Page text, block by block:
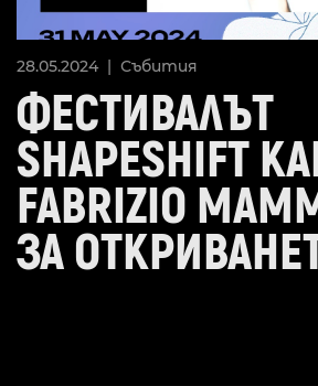
28.05.2024 | Събития
ФЕСТИВАЛЪТ
SHAPESHIFT
FABRIZIO
ЗА